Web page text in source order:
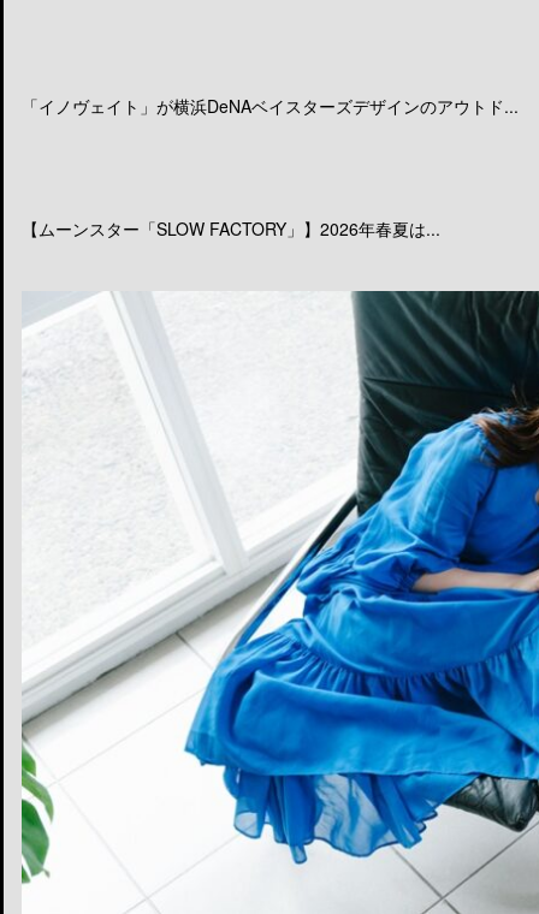
「イノヴェイト」が横浜DeNAベイスターズデザインのアウトド...
【ムーンスター「SLOW FACTORY」】2026年春夏は...